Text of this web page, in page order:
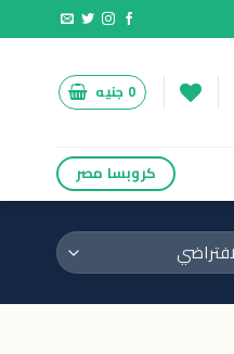
0 جنيه
كروبسا مصر